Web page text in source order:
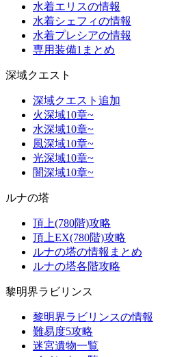
水着エリスの情報
水着シェフィの情報
水着プレシアの情報
専用装備1まとめ
深域クエスト
深域クエスト追加
火深域10章~
水深域10章~
風深域10章~
光深域10章~
闇深域10章~
ルナの塔
頂上(780階)攻略
頂上EX(780階)攻略
ルナの塔の情報まとめ
ルナの塔各階攻略
黎明界ラビリンス
黎明界ラビリンスの情報
難易度5攻略
迷宮遺物一覧